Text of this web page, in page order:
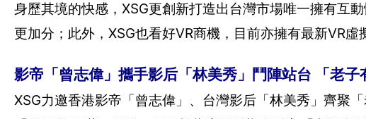
身歷其境的快感，XSG更創新打造出台灣市場唯一擁有互
更加分；此外，XSG也看好VR商機，目前亦擁有最新VR虛
影帝「曾志偉」攜手影后「林美秀」鬥陣站台 「老子
XSG力邀香港影帝「曾志偉」、台灣影后「林美秀」齊聚